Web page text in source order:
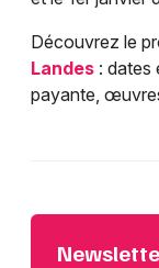
Découvrez le
Landes : dates
payante,